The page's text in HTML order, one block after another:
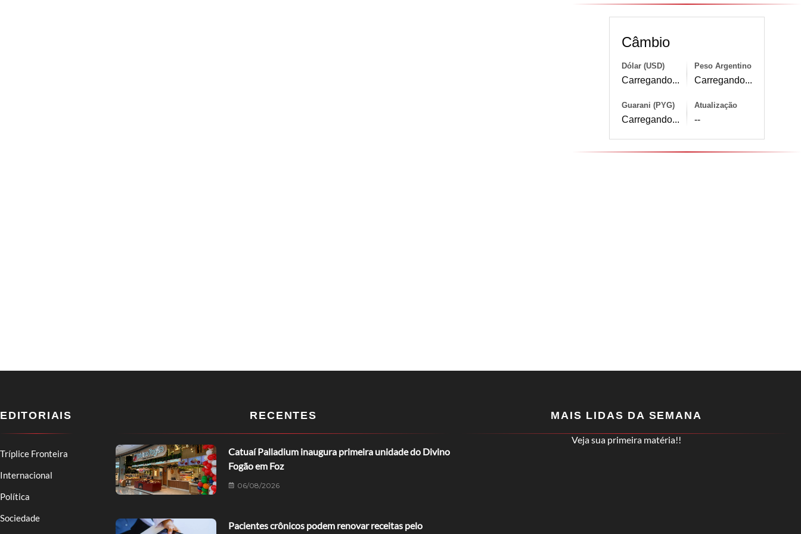
Câmbio
Dólar (USD)
Carregando...
Peso Argentino
Carregando...
Guarani (PYG)
Carregando...
Atualização
--
EDITORIAIS
Tríplice Fronteira
Internacional
Política
Sociedade
RECENTES
Catuaí Palladium inaugura primeira unidade do Divino
Fogão em Foz
06/08/2026
Pacientes crônicos podem renovar receitas pelo
MAIS LIDAS DA SEMANA
Veja sua primeira matéria!!